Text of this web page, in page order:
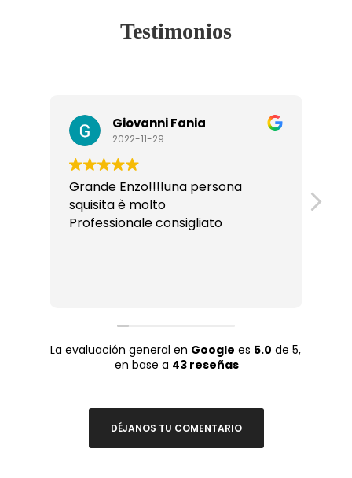
Testimonios
Giovanni Fania
2022-11-29
Grande Enzo!!!!una persona
squisita è molto
Professionale consigliato
La evaluación general en Google es 5.0 de 5,
en base a 43 reseñas
DÉJANOS TU COMENTARIO